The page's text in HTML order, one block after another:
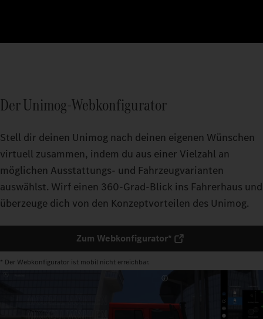
Der Unimog-Webkonfigurator
Stell dir deinen Unimog nach deinen eigenen Wünschen
virtuell zusammen, indem du aus einer Vielzahl an
möglichen Ausstattungs- und Fahrzeugvarianten
auswählst. Wirf einen 360-Grad-Blick ins Fahrerhaus und
überzeuge dich von den Konzeptvorteilen des Unimog.
Zum Webkonfigurator*
* Der Webkonfigurator ist mobil nicht erreichbar.